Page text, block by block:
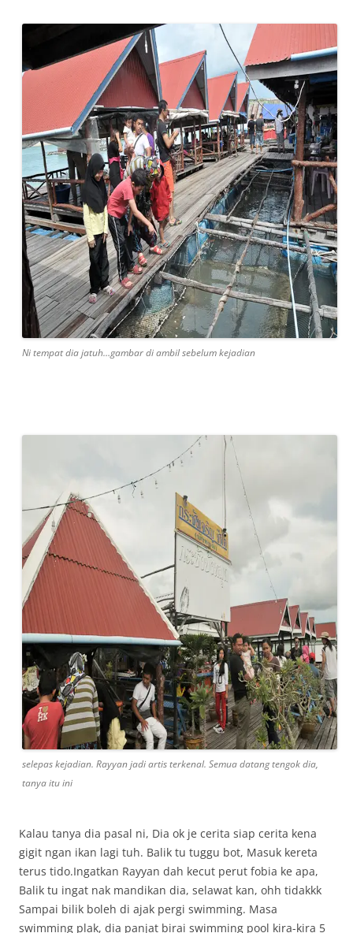
Ni tempat dia jatuh…gambar di ambil sebelum kejadian
selepas kejadian. Rayyan jadi artis terkenal. Semua datang tengok dia,
tanya itu ini
Kalau tanya dia pasal ni, Dia ok je cerita siap cerita kena
gigit ngan ikan lagi tuh. Balik tu tuggu bot, Masuk kereta
terus tido.Ingatkan Rayyan dah kecut perut fobia ke apa,
Balik tu ingat nak mandikan dia, selawat kan, ohh tidakkk
Sampai bilik boleh di ajak pergi swimming. Masa
swimming plak, dia panjat birai swimming pool kira-kira 5